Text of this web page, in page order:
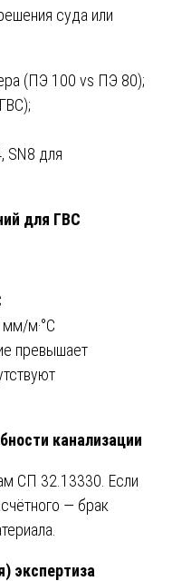
суда или
(ПЭ 100 vs ПЭ 80);
SN8 для
для ГВС
м·°C
превышает
канализации
СП 32.13330. Если
— брак
экспертиза